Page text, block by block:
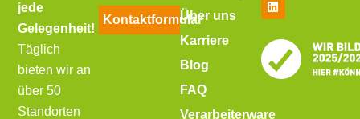
jede
Gelegenheit!
Täglich
bieten wir an
über 50
Standorten
KontaktformularÜber uns
Karriere
Blog
FAQ
Verarbeiterware